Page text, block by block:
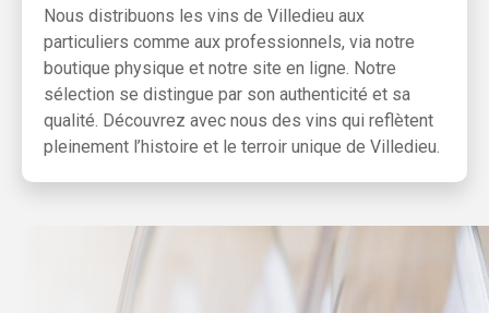
Nous distribuons les vins de Villedieu aux
particuliers comme aux professionnels, via notre
boutique physique et notre site en ligne. Notre
sélection se distingue par son authenticité et sa
qualité. Découvrez avec nous des vins qui reflètent
pleinement l’histoire et le terroir unique de Villedieu.